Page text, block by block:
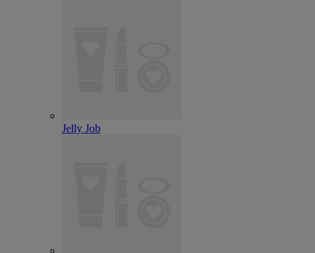
Jelly Job